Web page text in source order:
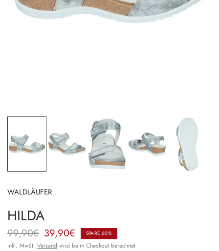
WALDLÄUFER
HILDA
99,90€ 39,90€ SPARE 60%
inkl. MwSt. Versand wird beim Checkout berechnet